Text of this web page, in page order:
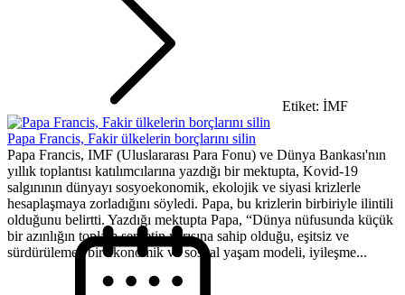
Etiket: İMF
Papa Francis, Fakir ülkelerin borçlarını silin
Papa Francis, IMF (Uluslararası Para Fonu) ve Dünya Bankası'nın
yıllık toplantısı katılımcılarına yazdığı bir mektupta, Kovid-19
salgınının dünyayı sosyoekonomik, ekolojik ve siyasi krizlerle
hesaplaşmaya zorladığını söyledi. Papa, bu krizlerin birbiriyle ilintili
olduğunu belirtti. ​Yazdığı mektupta Papa, “Dünya nüfusunda küçük
bir azınlığın toplam servetin yarısına sahip olduğu, eşitsiz ve
sürdürülemez bir ekonomik ve sosyal yaşam modeli, iyileşme...